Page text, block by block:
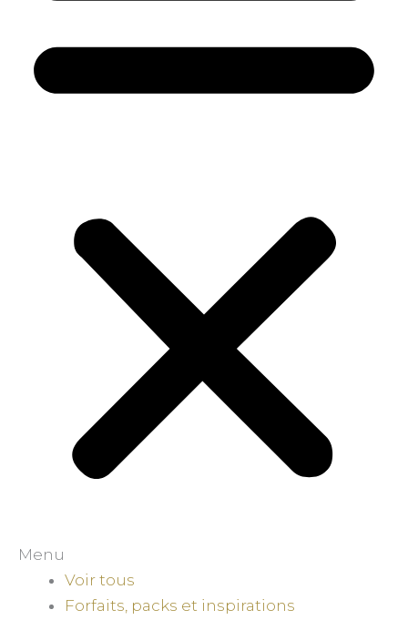
Menu
Voir tous
Forfaits, packs et inspirations